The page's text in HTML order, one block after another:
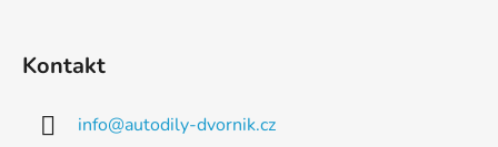
Kontakt
info@autodily-dvornik.cz